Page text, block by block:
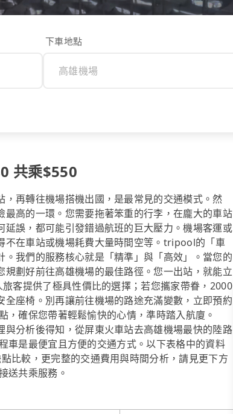
下車地點
共乘$550
再轉往機場搭機出國，是最常見的交通模式。然
高的一環。您需要拖著笨重的行李，在龐大的車站
誤，都可能引發錯過航班的巨大壓力。機場客運或
不在車站或機場耗費大量時間空等。tripool的「車
我們的服務核心就是「精準」與「高效」。當您的
劃好前往高雄機場的最佳路徑。您一出站，就能立
客提供了極具性價比的選擇；若您攜家帶眷，2000
座椅。別再讓前往機場的路途充滿變數，立即預約
確保您帶著輕鬆愉快的心情，準時踏入航廈。
分析後得知，從屏東火車站去高雄機場最快的陸路
是最便宜且方便的交通方式。以下表格中的資料
比較，更完整的交通費用與時間分析，請見更下方
送共乘服務。